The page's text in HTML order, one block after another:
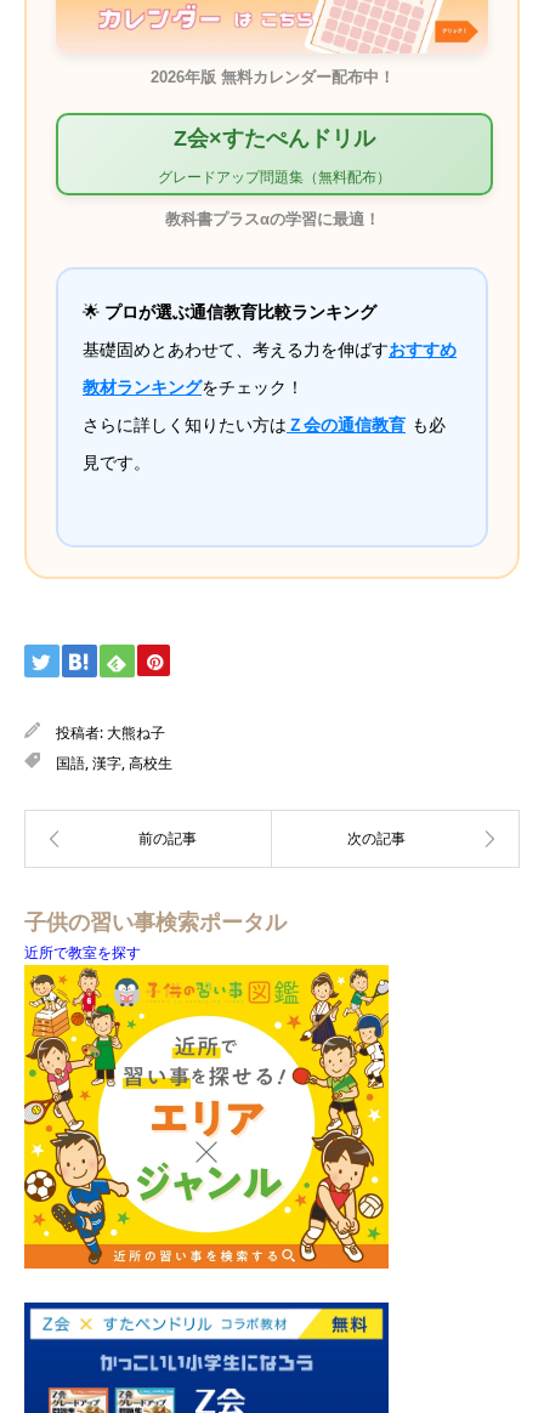
2026年版 無料カレンダー配布中！
Z会×すたぺんドリル
グレードアップ問題集（無料配布）
教科書プラスαの学習に最適！
🌟 プロが選ぶ通信教育比較ランキング
基礎固めとあわせて、考える力を伸ばすおすすめ
教材ランキングをチェック！
さらに詳しく知りたい方は Ｚ会の通信教育 も必
見です。
投稿者:大熊ね子
国語,漢字,高校生
子供の習い事検索ポータル
近所で教室を探す